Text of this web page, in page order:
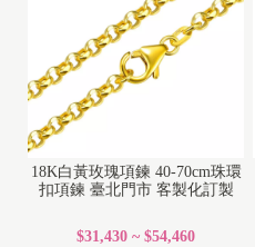
18K白黃玫瑰項鍊 40-70cm珠環
扣項鍊 臺北門市 客製化訂製
$31,430 ~ $54,460